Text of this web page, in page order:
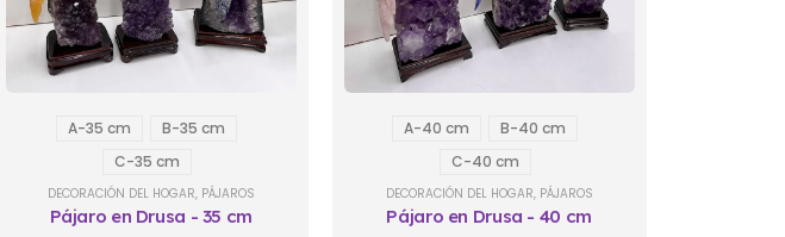
A-35 cm
B-35 cm
C-35 cm
DECORACIÓN DEL HOGAR, PÁJAROS
Pájaro en Drusa - 35 cm
A-40 cm
B-40 cm
C-40 cm
DECORACIÓN DEL HOGAR, PÁJAROS
Pájaro en Drusa - 40 cm